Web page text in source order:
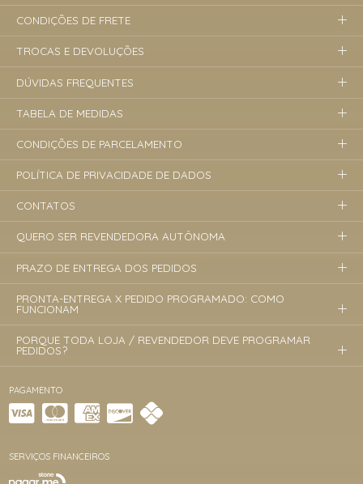
PAGAMENTO
SERVIÇOS FINANCEIROS
CONDIÇÕES DE FRETE
TROCAS E DEVOLUÇÕES
DÚVIDAS FREQUENTES
TABELA DE MEDIDAS
CONDIÇÕES DE PARCELAMENTO
POLÍTICA DE PRIVACIDADE DE DADOS
CONTATOS
QUERO SER REVENDEDORA AUTÔNOMA
PRAZO DE ENTREGA DOS PEDIDOS
PRONTA-ENTREGA X PEDIDO PROGRAMADO: COMO
FUNCIONAM
PORQUE TODA LOJA / REVENDEDOR DEVE PROGRAMAR
PEDIDOS?